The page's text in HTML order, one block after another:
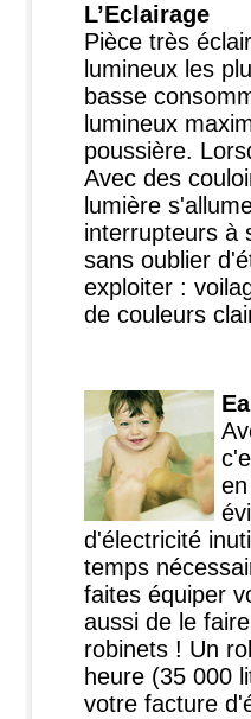
L’Eclairage
Pièce très
lumineux les
basse
lumineux
poussière.
Avec des
lumière
interrupteurs à
sans oublier
exploiter :
de couleurs
d'électricité
temps
faites équiper
aussi de le
robinets ! Un
heure (35 000
votre facture